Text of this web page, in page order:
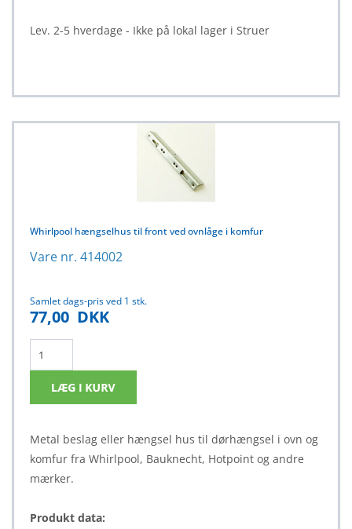
Lev. 2-5 hverdage - Ikke på lokal lager i Struer
Whirlpool hængselhus til front ved ovnlåge i komfur
Vare nr. 414002
Samlet dags-pris ved 1 stk.
77,00 DKK
Metal beslag eller hængsel hus til dørhængsel i ovn og
komfur fra Whirlpool, Bauknecht, Hotpoint og andre
mærker.
Produkt data: